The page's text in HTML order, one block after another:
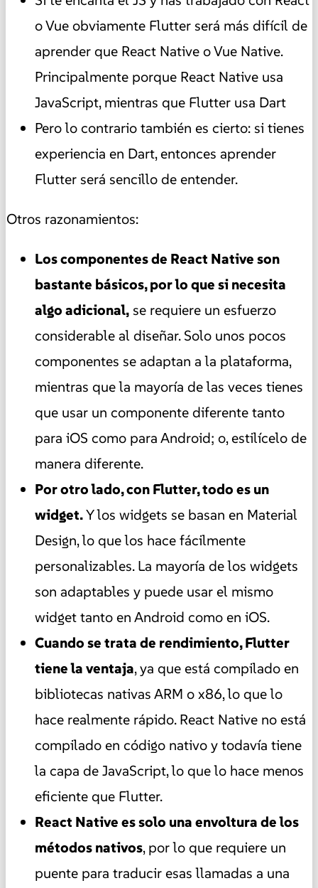
o Vue obviamente Flutter será más difícil de
aprender que React Native o Vue Native.
Principalmente porque React Native usa
JavaScript, mientras que Flutter usa Dart
Pero lo contrario también es cierto: si tienes
experiencia en Dart, entonces aprender
Flutter será sencillo de entender.
Otros razonamientos:
Los componentes de React Native son
bastante básicos, por lo que si necesita
algo adicional, se requiere un esfuerzo
considerable al diseñar. Solo unos pocos
componentes se adaptan a la plataforma,
mientras que la mayoría de las veces tienes
que usar un componente diferente tanto
para iOS como para Android; o, estilícelo de
manera diferente.
Por otro lado, con Flutter, todo es un
widget.Y los widgets se basan en Material
Design, lo que los hace fácilmente
personalizables. La mayoría de los widgets
son adaptables y puede usar el mismo
widget tanto en Android como en iOS.
Cuando se trata de rendimiento, Flutter
tiene la ventaja, ya que está compilado en
bibliotecas nativas ARM o x86, lo que lo
hace realmente rápido. React Native no está
compilado en código nativo y todavía tiene
la capa de JavaScript, lo que lo hace menos
eficiente que Flutter.
React Native es solo una envoltura de los
métodos nativos, por lo que requiere un
puente para traducir esas llamadas a una